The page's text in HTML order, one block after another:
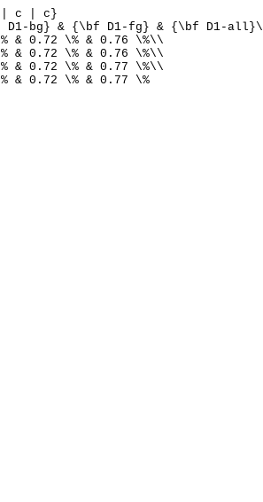
| c | c}
bg} & {\bf D1-fg} & {\bf D1-
& 0.72 \% & 0.76 \%\\
& 0.72 \% & 0.76 \%\\
& 0.72 \% & 0.77 \%\\
& 0.72 \% & 0.77 \%